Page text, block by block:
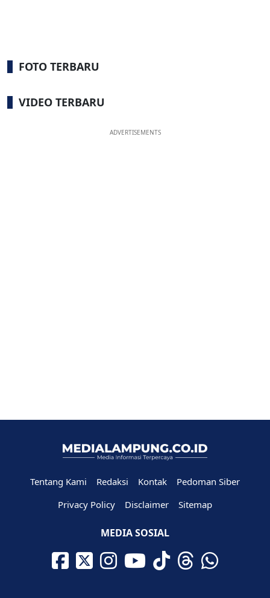
FOTO TERBARU
VIDEO TERBARU
ADVERTISEMENTS
Tentang Kami Redaksi Kontak
Pedoman Siber
Privacy Policy
Disclaimer Sitemap
MEDIA SOSIAL